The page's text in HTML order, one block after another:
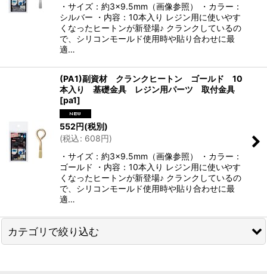
絞り込む
・サイズ：約3×9.5mm（画像参照） ・カラー：
シルバー ・内容：10本入り レジン用に使いやす
くなったヒートンが新登場♪ クランクしているの
で、シリコンモールド使用時や貼り合わせに最
適…
(PA1)副資材 クランクヒートン ゴールド 10
本入り 基礎金具 レジン用パーツ 取付金具
[pa1]
552円(税別)
(税込: 608円)
・サイズ：約3×9.5mm（画像参照） ・カラー：
ゴールド ・内容：10本入り レジン用に使いやす
くなったヒートンが新登場♪ クランクしているの
で、シリコンモールド使用時や貼り合わせに最
適…
カテゴリで絞り込む